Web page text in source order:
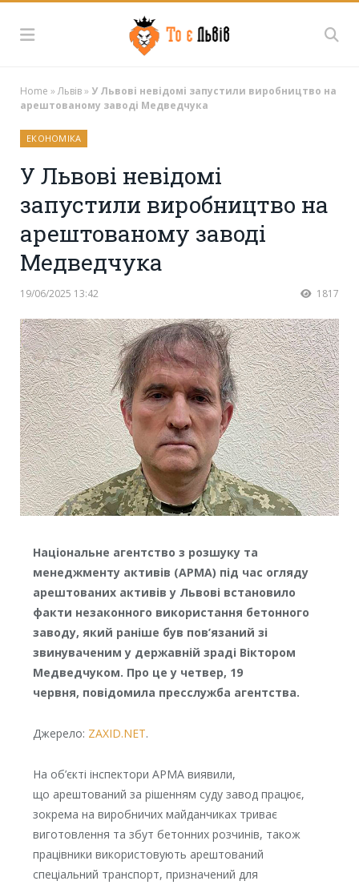
Home »Львів» У Львові невідомі запустили виробництво на
арештованому заводі Медведчука
ЕКОНОМІКА
У Львові невідомі
запустили виробництво на
арештованому заводі
Медведчука
19/06/2025 13:42 1817
Національне агентство з розшуку та
менеджменту активів (АРМА) під час огляду
арештованих активів у Львові встановило
факти незаконного використання бетонного
заводу, який раніше був пов’язаний зі
звинуваченим у державній зраді Віктором
Медведчуком. Про це у четвер, 19
червня, повідомила пресслужба агентства.
Джерело: ZAXID.NET.
На об’єкті інспектори АРМА виявили,
що арештований за рішенням суду завод працює,
зокрема на виробничих майданчиках триває
виготовлення та збут бетонних розчинів, також
працівники використовують арештований
спеціальний транспорт, призначений для